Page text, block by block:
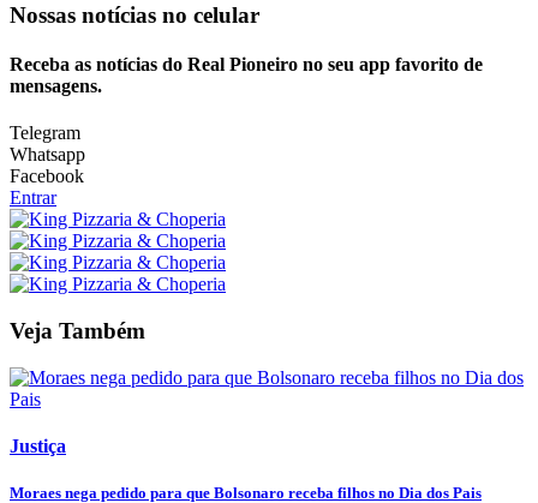
Nossas notícias no celular
Receba as notícias do Real Pioneiro no seu app favorito de
mensagens.
Telegram
Whatsapp
Facebook
Entrar
Veja Também
Justiça
Moraes nega pedido para que Bolsonaro receba filhos no Dia dos Pais